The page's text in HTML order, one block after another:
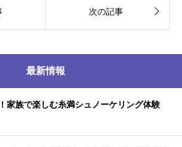
次の記事 
最新情報
家族で楽しむ糸満シュノーケリング体験